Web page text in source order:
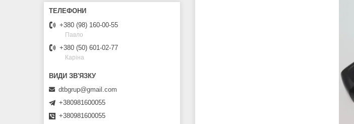
+380 (98) 160-00-55
Павло
+380 (50) 601-02-77
Каріна
dtbgrup@gmail.com
+380981600055
+380981600055